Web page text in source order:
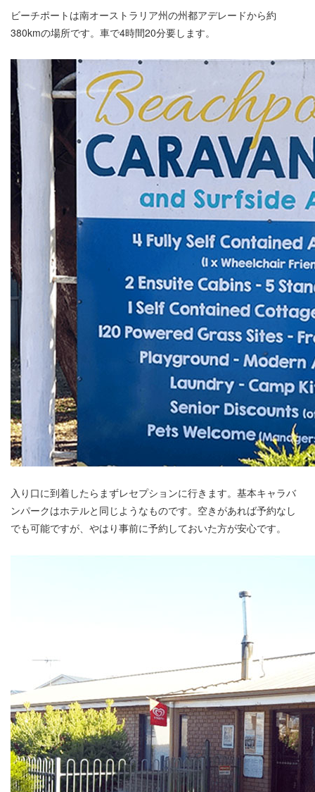
ビーチポートは南オーストラリア州の州都アデレードから約
380kmの場所です。車で4時間20分要します。
入り口に到着したらまずレセプションに行きます。基本キャラバ
ンパークはホテルと同じようなものです。空きがあれば予約なし
でも可能ですが、やはり事前に予約しておいた方が安心です。